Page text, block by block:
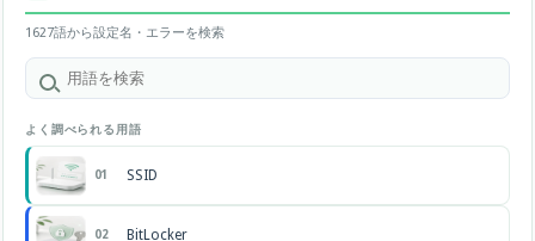
1627語から設定名・エラーを検索
よく調べられる用語
01 SSID
02 BitLocker